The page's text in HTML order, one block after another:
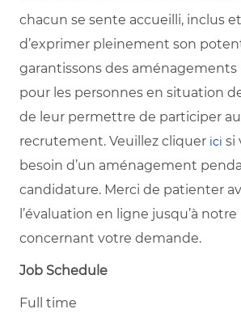
chacun se sente accueilli, inclus
d’exprimer pleinement son
garantissons des aménagements
pour les personnes en situation
de leur permettre de participer
recrutement. Veuillez cliquer ici si
besoin d’un aménagement
candidature. Merci de patienter
l’évaluation en ligne jusqu’à
concernant votre demande.
Job Schedule
Full time